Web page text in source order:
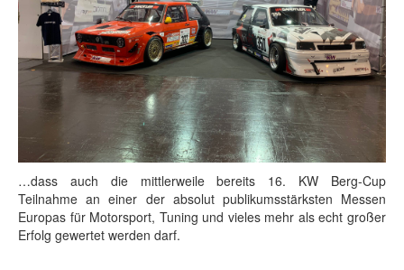
…dass auch die mittlerweile bereits 16. KW Berg-Cup
Teilnahme an einer der absolut publikumsstärksten Messen
Europas für Motorsport, Tuning und vieles mehr als echt großer
Erfolg gewertet werden darf.